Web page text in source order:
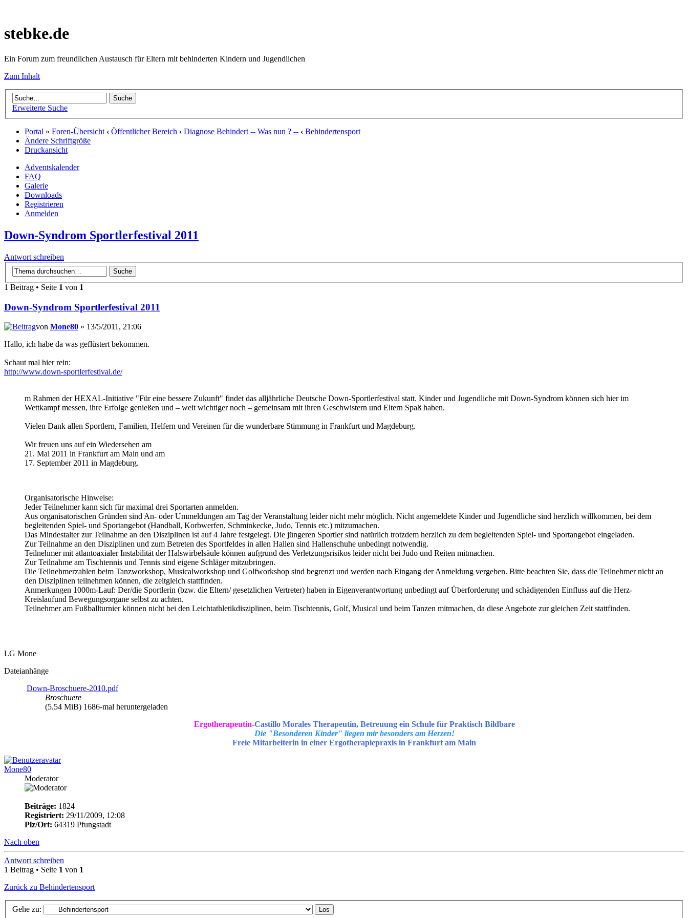
stebke.de
Ein Forum zum freundlichen Austausch für Eltern mit behinderten Kindern und Jugendlichen
Zum Inhalt
Erweiterte Suche
Portal » Foren-Übersicht ‹ Öffentlicher Bereich ‹ Diagnose Behindert -- Was nun ? -- ‹ Behindertensport
Ändere Schriftgröße
Druckansicht
Adventskalender
FAQ
Galerie
Downloads
Registrieren
Anmelden
Down-Syndrom Sportlerfestival 2011
Antwort schreiben
1 Beitrag • Seite 1 von 1
Down-Syndrom Sportlerfestival 2011
von Mone80 » 13/5/2011, 21:06
Hallo, ich habe da was geflüstert bekommen.
Schaut mal hier rein:
http://www.down-sportlerfestival.de/
m Rahmen der HEXAL-Initiative "Für eine bessere Zukunft" findet das alljährliche Deutsche Down-Sportlerfestival statt. Kinder und Jugendliche mit Down-Syndrom können sich hier im
Wettkampf messen, ihre Erfolge genießen und – weit wichtiger noch – gemeinsam mit ihren Geschwistern und Eltern Spaß haben.
Vielen Dank allen Sportlern, Familien, Helfern und Vereinen für die wunderbare Stimmung in Frankfurt und Magdeburg.
Wir freuen uns auf ein Wiedersehen am
21. Mai 2011 in Frankfurt am Main und am
17. September 2011 in Magdeburg.
Organisatorische Hinweise:
Jeder Teilnehmer kann sich für maximal drei Sportarten anmelden.
Aus organisatorischen Gründen sind An- oder Ummeldungen am Tag der Veranstaltung leider nicht mehr möglich. Nicht angemeldete Kinder und Jugendliche sind herzlich willkommen, bei dem
begleitenden Spiel- und Sportangebot (Handball, Korbwerfen, Schminkecke, Judo, Tennis etc.) mitzumachen.
Das Mindestalter zur Teilnahme an den Disziplinen ist auf 4 Jahre festgelegt. Die jüngeren Sportler sind natürlich trotzdem herzlich zu dem begleitenden Spiel- und Sportangebot eingeladen.
Zur Teilnahme an den Disziplinen und zum Betreten des Sportfeldes in allen Hallen sind Hallenschuhe unbedingt notwendig.
Teilnehmer mit atlantoaxialer Instabilität der Halswirbelsäule können aufgrund des Verletzungsrisikos leider nicht bei Judo und Reiten mitmachen.
Zur Teilnahme am Tischtennis und Tennis sind eigene Schläger mitzubringen.
Die Teilnehmerzahlen beim Tanzworkshop, Musicalworkshop und Golfworkshop sind begrenzt und werden nach Eingang der Anmeldung vergeben. Bitte beachten Sie, dass die Teilnehmer nicht an
den Disziplinen teilnehmen können, die zeitgleich stattfinden.
Anmerkungen 1000m-Lauf: Der/die Sportlerin (bzw. die Eltern/ gesetzlichen Vertreter) haben in Eigenverantwortung unbedingt auf Überforderung und schädigenden Einfluss auf die Herz-
Kreislaufund Bewegungsorgane selbst zu achten.
Teilnehmer am Fußballturnier können nicht bei den Leichtathletikdisziplinen, beim Tischtennis, Golf, Musical und beim Tanzen mitmachen, da diese Angebote zur gleichen Zeit stattfinden.
LG Mone
Dateianhänge
Down-Broschuere-2010.pdf
Broschuere
(5.54 MiB) 1686-mal heruntergeladen
Ergotherapeutin-Castillo Morales Therapeutin, Betreuung ein Schule für Praktisch Bildbare
Die "Besonderen Kinder" liegen mir besonders am Herzen!
Freie Mitarbeiterin in einer Ergotherapiepraxis in Frankfurt am Main
Mone80
Moderator
Beiträge: 1824
Registriert: 29/11/2009, 12:08
Plz/Ort: 64319 Pfungstadt
Nach oben
Antwort schreiben
1 Beitrag • Seite 1 von 1
Zurück zu Behindertensport
Gehe zu: